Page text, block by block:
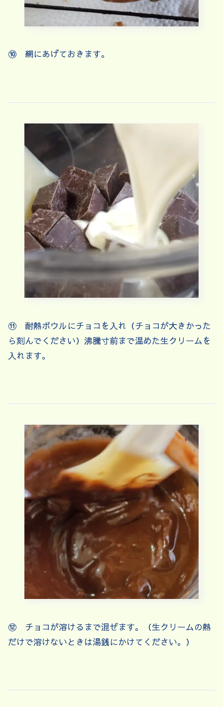
⑩ 網にあげておきます。
⑪ 耐熱ボウルにチョコを入れ（チョコが大きかった
ら刻んでください）沸騰寸前まで温めた生クリームを
入れます。
⑫ チョコが溶けるまで混ぜます。（生クリームの熱
だけで溶けないときは湯銭にかけてください。）